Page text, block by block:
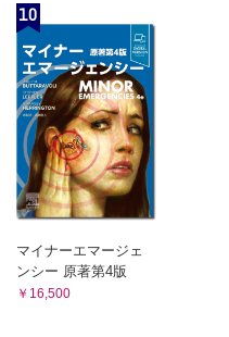
2．多発性骨軟骨腫症 山口
3．Li-Fraumeni症候群 戌亥
4．McCune-Albright症候群
5．神経線維腫症1型 戌亥章
索 引
2．孤立性線維性腫瘍 田
3．乳児線維肉腫 田宮貞
4．炎症性筋線維芽細胞
崇，鷺山幸二，木村浩明
D 悪性腫瘍
1．成人型線維肉腫 杉田
2．粘液線維肉腫 杉田真
3．低悪性度線維粘液肉
3 線維組織球性腫瘍
腱滑膜巨細胞腫 山下享
4 血管腫瘍
10
マイナーエマージェ
ンシー 原著第4版
￥16,500